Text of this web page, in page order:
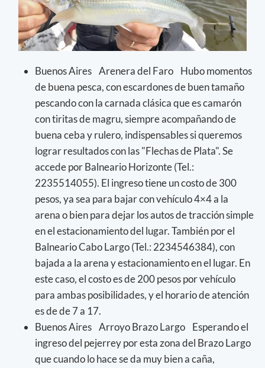
Buenos Aires Arenera del Faro Hubo momentos
de buena pesca, con escardones de buen tamaño
pescando con la carnada clásica que es camarón
con tiritas de magru, siempre acompañando de
buena ceba y rulero, indispensables si queremos
lograr resultados con las "Flechas de Plata". Se
accede por Balneario Horizonte (Tel.:
2235514055). El ingreso tiene un costo de 300
pesos, ya sea para bajar con vehículo 4×4 a la
arena o bien para dejar los autos de tracción simple
en el estacionamiento del lugar. También por el
Balneario Cabo Largo (Tel.: 2234546384), con
bajada a la arena y estacionamiento en el lugar. En
este caso, el costo es de 200 pesos por vehículo
para ambas posibilidades, y el horario de atención
es de de 7 a 17.
Buenos Aires Arroyo Brazo Largo Esperando el
ingreso del pejerrey por esta zona del Brazo Largo
que cuando lo hace se da muy bien a caña,